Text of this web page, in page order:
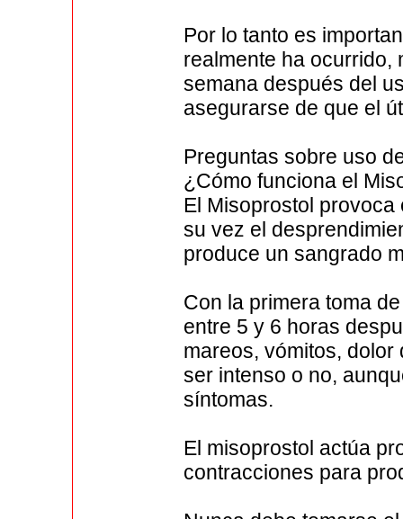
Por lo tanto es
realmente ha ocurrido,
semana después del
asegurarse de que el
Preguntas sobre uso
¿Cómo funciona el
El Misoprostol
su vez el
produce un sangrado
Con la primera toma
entre 5 y 6 horas
mareos, vómitos,
ser intenso o no,
síntomas.
El misoprostol actúa
contracciones para